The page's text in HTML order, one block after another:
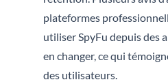
plateformes
utiliser SpyFu depuis des
en changer, ce qui
des utilisateurs.